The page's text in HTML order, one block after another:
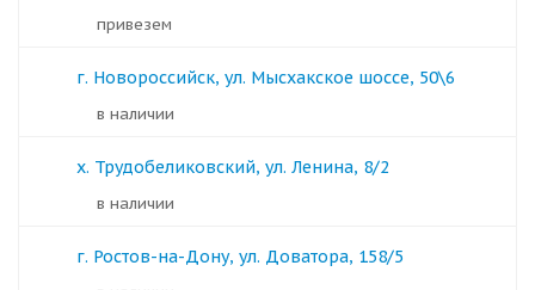
Привезем
г. Новороссийск, ул. Мысхакское шоссе, 50\6
в наличии
х. Трудобеликовский, ул. Ленина, 8/2
в наличии
г. Ростов-на-Дону, ул. Доватора, 158/5